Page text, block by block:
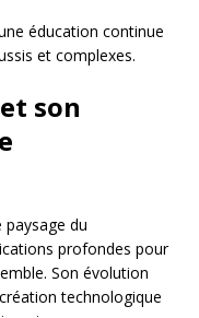
éducation continue
et complexes.
son
du
profondes pour
Son évolution
technologique